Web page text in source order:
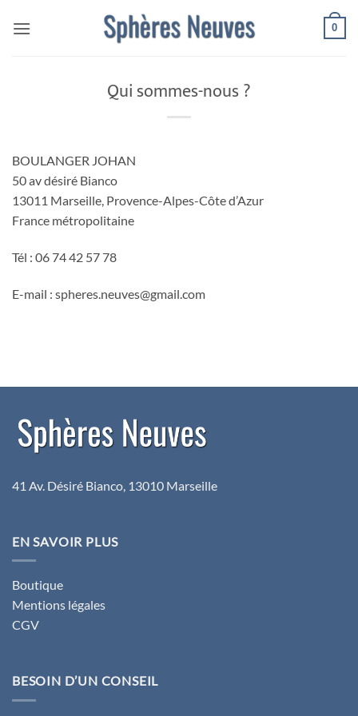
0
Qui sommes-nous ?
BOULANGER JOHAN
50 av désiré Bianco
13011 Marseille, Provence-Alpes-Côte d’Azur
France métropolitaine
Tél : 06 74 42 57 78
E-mail : spheres.neuves@gmail.com
41 Av. Désiré Bianco, 13010 Marseille
EN SAVOIR PLUS
Boutique
Mentions légales
CGV
BESOIN D’UN CONSEIL